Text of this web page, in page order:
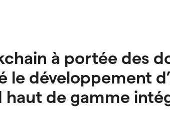
à portée des
le développement
haut de gamme